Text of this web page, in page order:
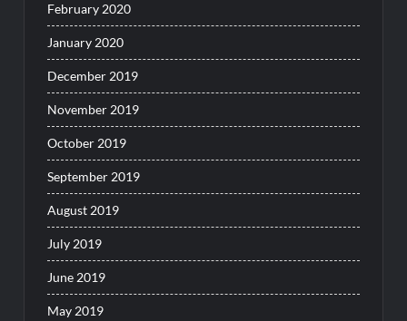
February 2020
January 2020
December 2019
November 2019
October 2019
September 2019
August 2019
July 2019
June 2019
May 2019